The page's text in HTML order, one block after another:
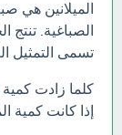
الميلانين هي
الصباغية. تنتج
تسمى التمثيل
كلما زادت كمية
إذا كانت كمية